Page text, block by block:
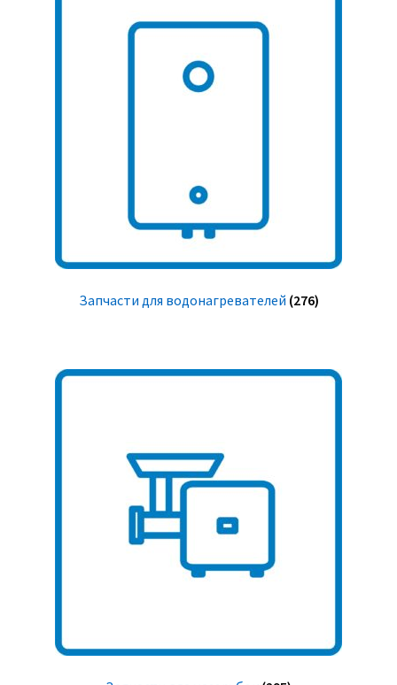
Запчасти для водонагревателей (276)